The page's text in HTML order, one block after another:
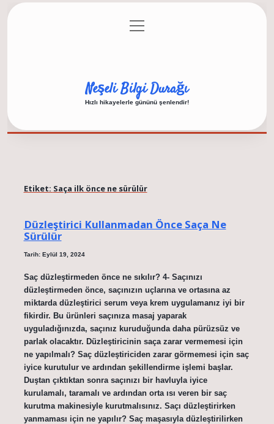
Gizlilik Politikası
menüyü
aç
Neşeli Bilgi Durağı
Hızlı hikayelerle gününü şenlendir!
Etiket: Saça ilk önce ne sürülür
Düzleştirici Kullanmadan Önce Saça Ne
Sürülür
Tarih: Eylül 19, 2024
Saç düzleştirmeden önce ne sıkılır? 4- Saçınızı
düzleştirmeden önce, saçınızın uçlarına ve ortasına az
miktarda düzleştirici serum veya krem ​​uygulamanız iyi bir
fikirdir. Bu ürünleri saçınıza masaj yaparak
uyguladığınızda, saçınız kuruduğunda daha pürüzsüz ve
parlak olacaktır. Düzleştiricinin saça zarar vermemesi için
ne yapılmalı? Saç düzleştiriciden zarar görmemesi için saç
iyice kurutulur ve ardından şekillendirme işlemi başlar.
Duştan çıktıktan sonra saçınızı bir havluyla iyice
kurulamalı, taramalı ve ardından orta ısı veren bir saç
kurutma makinesiyle kurutmalısınız. Saçı düzleştirirken
yanmaması için ne yapılır? Saç maşasıyla düzleştirilirken